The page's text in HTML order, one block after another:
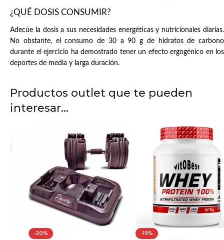
¿QUÉ DOSIS CONSUMIR?
Adecúe la dosis a sus necesidades energéticas y nutricionales diarias.
No obstante, el consumo de 30 a 90 g de hidratos de carbono
durante el ejercicio ha demostrado tener un efecto ergogénico en los
deportes de media y larga duración.
Productos outlet que te pueden
interesar...
-20% -19%